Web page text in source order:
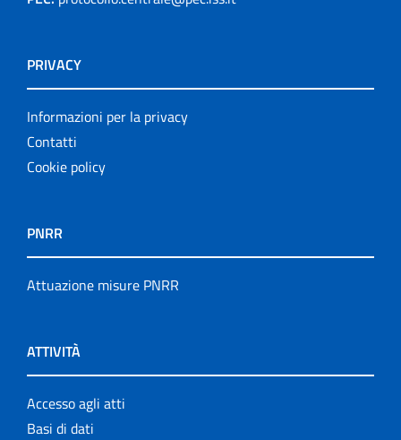
PRIVACY
Informazioni per la privacy
Contatti
Cookie policy
PNRR
Attuazione misure PNRR
ATTIVITÀ
Accesso agli atti
Basi di dati